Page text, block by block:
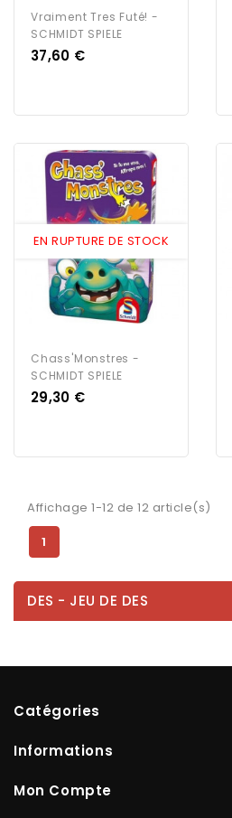
Vraiment Tres Futé! -
SCHMIDT SPIELE
Prix
37,60 €
EN RUPTURE DE STOCK
Chass'Monstres -
SCHMIDT SPIELE
Prix
29,30 €
Affichage 1-12 de 12 article(s)
1
DES - JEU DE DES
Catégories
Informations
Mon Compte